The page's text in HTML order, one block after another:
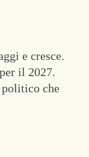
e cresce.
il 2027.
politico che